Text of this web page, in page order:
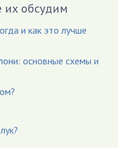
их обсудим
и как это лучше
основные схемы и